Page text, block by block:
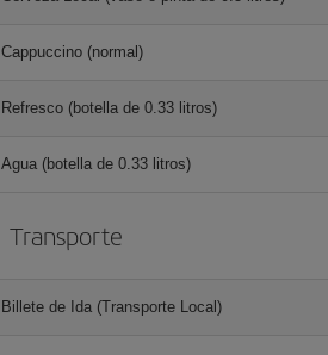
Cappuccino (normal)
Refresco (botella de 0.33 litros)
Agua (botella de 0.33 litros)
Transporte
Billete de Ida (Transporte Local)